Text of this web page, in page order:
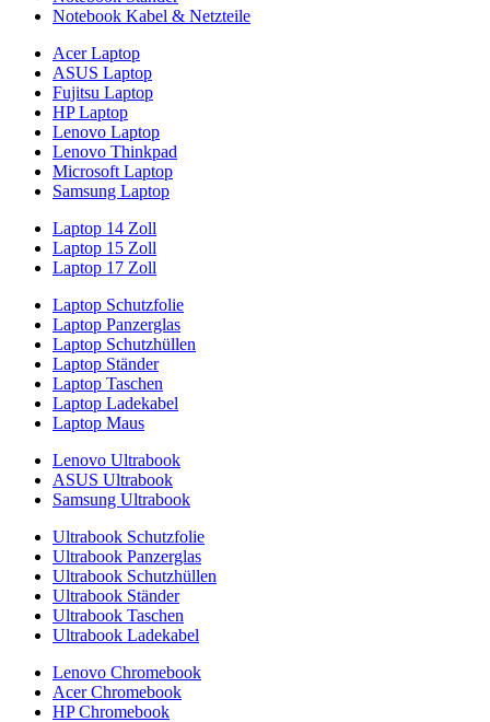
Notebook Kabel & Netzteile
Acer Laptop
ASUS Laptop
Fujitsu Laptop
HP Laptop
Lenovo Laptop
Lenovo Thinkpad
Microsoft Laptop
Samsung Laptop
Laptop 14 Zoll
Laptop 15 Zoll
Laptop 17 Zoll
Laptop Schutzfolie
Laptop Panzerglas
Laptop Schutzhüllen
Laptop Ständer
Laptop Taschen
Laptop Ladekabel
Laptop Maus
Lenovo Ultrabook
ASUS Ultrabook
Samsung Ultrabook
Ultrabook Schutzfolie
Ultrabook Panzerglas
Ultrabook Schutzhüllen
Ultrabook Ständer
Ultrabook Taschen
Ultrabook Ladekabel
Lenovo Chromebook
Acer Chromebook
HP Chromebook